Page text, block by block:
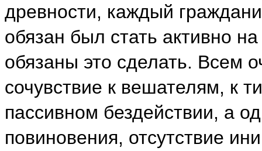
древности, каждый
обязан был стать активно
обязаны это сделать. Всем
сочувствие к вешателям, к
пассивном бездействии, а
повиновения, отсутствие